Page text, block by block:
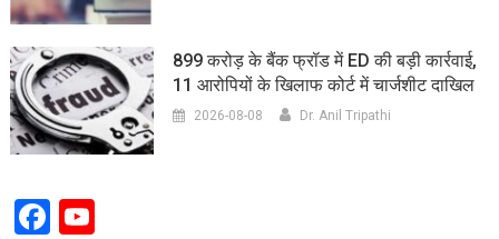
899 करोड़ के बैंक फ्रॉड में ED की बड़ी कार्रवाई,
11 आरोपियों के खिलाफ कोर्ट में चार्जशीट दाखिल
2026-08-08 Dr. Anil Tripathi
Facebook
YouTube